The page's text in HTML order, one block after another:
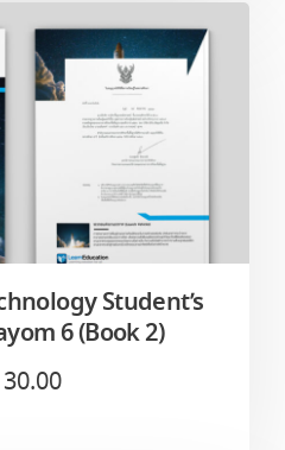
Student’s
6 (Book 2)